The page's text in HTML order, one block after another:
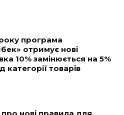
програма
отримує нові
10% замінюється на 5%
категорії товарів